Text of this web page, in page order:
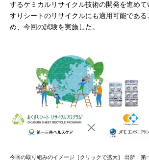
するケミカルリサイクル技術の開発を進めて
すりシートのリサイクルにも適用可能であ
め、今回の試験を実施した。
今回の取り組みのイメージ［クリックで拡大］ 出所：第